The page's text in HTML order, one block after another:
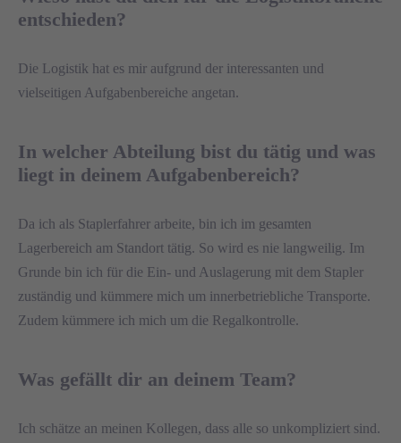
entschieden?
Die Logistik hat es mir aufgrund der interessanten und
vielseitigen Aufgabenbereiche angetan.
In welcher Abteilung bist du tätig und was
liegt in deinem Aufgabenbereich?
Da ich als Staplerfahrer arbeite, bin ich im gesamten
Lagerbereich am Standort tätig. So wird es nie langweilig. Im
Grunde bin ich für die Ein- und Auslagerung mit dem Stapler
zuständig und kümmere mich um innerbetriebliche Transporte.
Zudem kümmere ich mich um die Regalkontrolle.
Was gefällt dir an deinem Team?
Ich schätze an meinen Kollegen, dass alle so unkompliziert sind.